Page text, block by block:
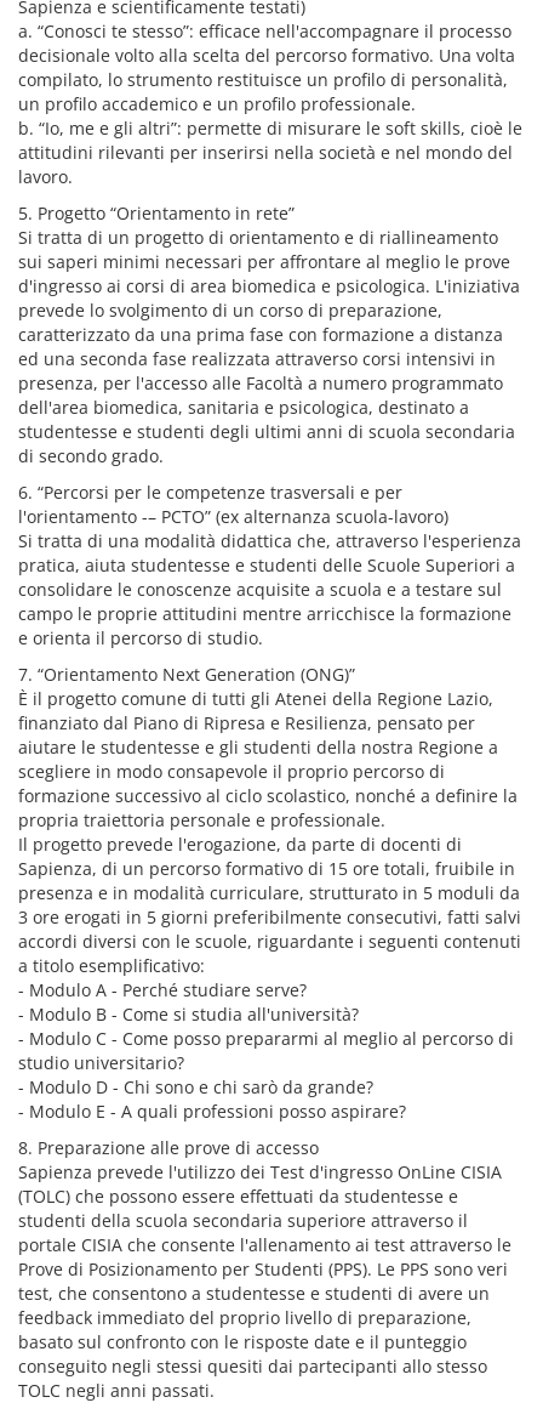
Sapienza e scientificamente testati)
a. “Conosci te stesso”: efficace nell'accompagnare il processo
decisionale volto alla scelta del percorso formativo. Una volta
compilato, lo strumento restituisce un profilo di personalità,
un profilo accademico e un profilo professionale.
b. “Io, me e gli altri”: permette di misurare le soft skills, cioè le
attitudini rilevanti per inserirsi nella società e nel mondo del
lavoro.
5. Progetto “Orientamento in rete”
Si tratta di un progetto di orientamento e di riallineamento
sui saperi minimi necessari per affrontare al meglio le prove
d'ingresso ai corsi di area biomedica e psicologica. L'iniziativa
prevede lo svolgimento di un corso di preparazione,
caratterizzato da una prima fase con formazione a distanza
ed una seconda fase realizzata attraverso corsi intensivi in
presenza, per l'accesso alle Facoltà a numero programmato
dell'area biomedica, sanitaria e psicologica, destinato a
studentesse e studenti degli ultimi anni di scuola secondaria
di secondo grado.
6. “Percorsi per le competenze trasversali e per
l'orientamento -– PCTO” (ex alternanza scuola-lavoro)
Si tratta di una modalità didattica che, attraverso l'esperienza
pratica, aiuta studentesse e studenti delle Scuole Superiori a
consolidare le conoscenze acquisite a scuola e a testare sul
campo le proprie attitudini mentre arricchisce la formazione
e orienta il percorso di studio.
7. “Orientamento Next Generation (ONG)”
È il progetto comune di tutti gli Atenei della Regione Lazio,
finanziato dal Piano di Ripresa e Resilienza, pensato per
aiutare le studentesse e gli studenti della nostra Regione a
scegliere in modo consapevole il proprio percorso di
formazione successivo al ciclo scolastico, nonché a definire la
propria traiettoria personale e professionale.
Il progetto prevede l'erogazione, da parte di docenti di
Sapienza, di un percorso formativo di 15 ore totali, fruibile in
presenza e in modalità curriculare, strutturato in 5 moduli da
3 ore erogati in 5 giorni preferibilmente consecutivi, fatti salvi
accordi diversi con le scuole, riguardante i seguenti contenuti
a titolo esemplificativo:
- Modulo A - Perché studiare serve?
- Modulo B - Come si studia all'università?
- Modulo C - Come posso prepararmi al meglio al percorso di
studio universitario?
- Modulo D - Chi sono e chi sarò da grande?
- Modulo E - A quali professioni posso aspirare?
8. Preparazione alle prove di accesso
Sapienza prevede l'utilizzo dei Test d'ingresso OnLine CISIA
(TOLC) che possono essere effettuati da studentesse e
studenti della scuola secondaria superiore attraverso il
portale CISIA che consente l'allenamento ai test attraverso le
Prove di Posizionamento per Studenti (PPS). Le PPS sono veri
test, che consentono a studentesse e studenti di avere un
feedback immediato del proprio livello di preparazione,
basato sul confronto con le risposte date e il punteggio
conseguito negli stessi quesiti dai partecipanti allo stesso
TOLC negli anni passati.